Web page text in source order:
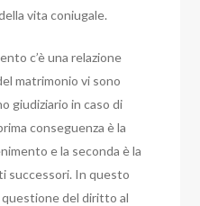
vita coniugale.
c’è una relazione
matrimonio vi sono
giudiziario in caso di
conseguenza è la
e la seconda è la
successori. In questo
del diritto al